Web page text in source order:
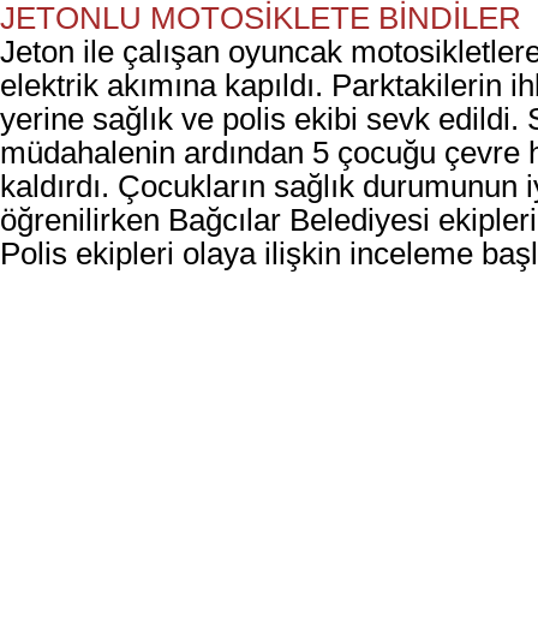
JETONLU MOTOSİKLETE BİNDİLER
Jeton ile çalışan oyuncak
elektrik akımına kapıldı. Parktakilerin
yerine sağlık ve polis ekibi sevk edildi.
müdahalenin ardından 5 çocuğu çevre
kaldırdı. Çocukların sağlık durumunun
öğrenilirken Bağcılar Belediyesi ekipleri
Polis ekipleri olaya ilişkin inceleme